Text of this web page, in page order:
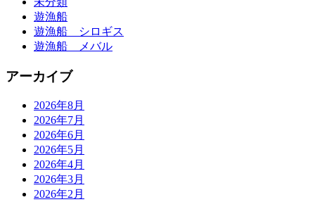
遊漁船
遊漁船 シロギス
遊漁船 メバル
アーカイブ
2026年8月
2026年7月
2026年6月
2026年5月
2026年4月
2026年3月
2026年2月